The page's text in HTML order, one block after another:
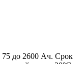
75 до 2600 Aч. Срок